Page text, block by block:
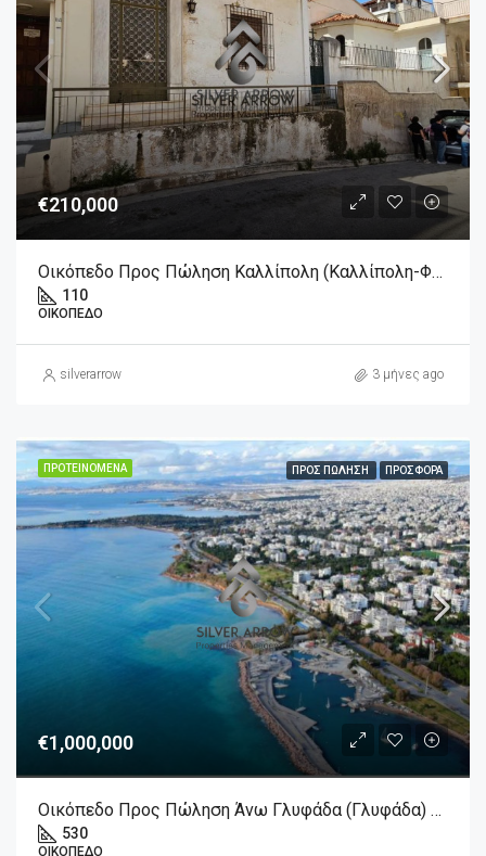
€210,000
Οικόπεδο Προς Πώληση Καλλίπολη (Καλλίπολη-Φρεαττύδα) 210.000€ , 110 Τ.Μ.
110
ΟΙΚΌΠΕΔΟ
silverarrow 3 μήνες ago
ΠΡΟΤΕΙΝΌΜΕΝΑ ΠΡΟΣ ΠΏΛΗΣΗ ΠΡΟΣΦΟΡΆ
€1,000,000
Οικόπεδο Προς Πώληση Άνω Γλυφάδα (Γλυφάδα) 1.000.000€ , 530 Τ.Μ.
530
ΟΙΚΌΠΕΔΟ